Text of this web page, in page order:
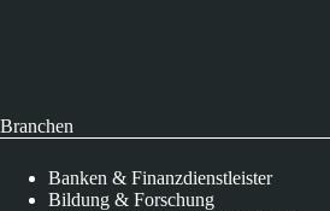
Branchen
Banken & Finanzdienstleister
Bildung & Forschung